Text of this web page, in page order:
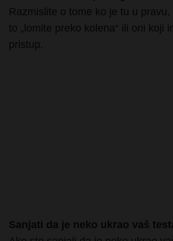
pristup.
znači da u bližem okruženju imate